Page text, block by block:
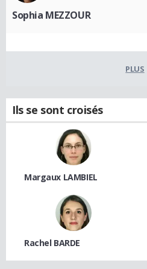
Sophia MEZZOUR
PLUS
Ils se sont croisés
Margaux LAMBIEL
Rachel BARDE